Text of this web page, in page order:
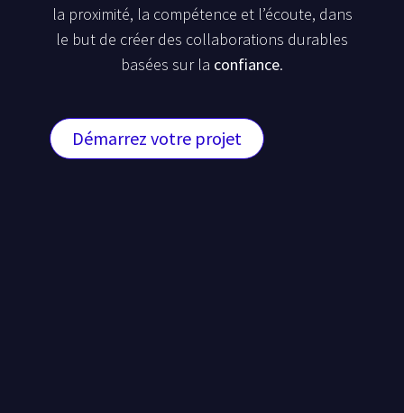
la proximité, la compétence et l’écoute, dans
le but de créer des collaborations durables
basées sur la confiance.
Démarrez votre projet